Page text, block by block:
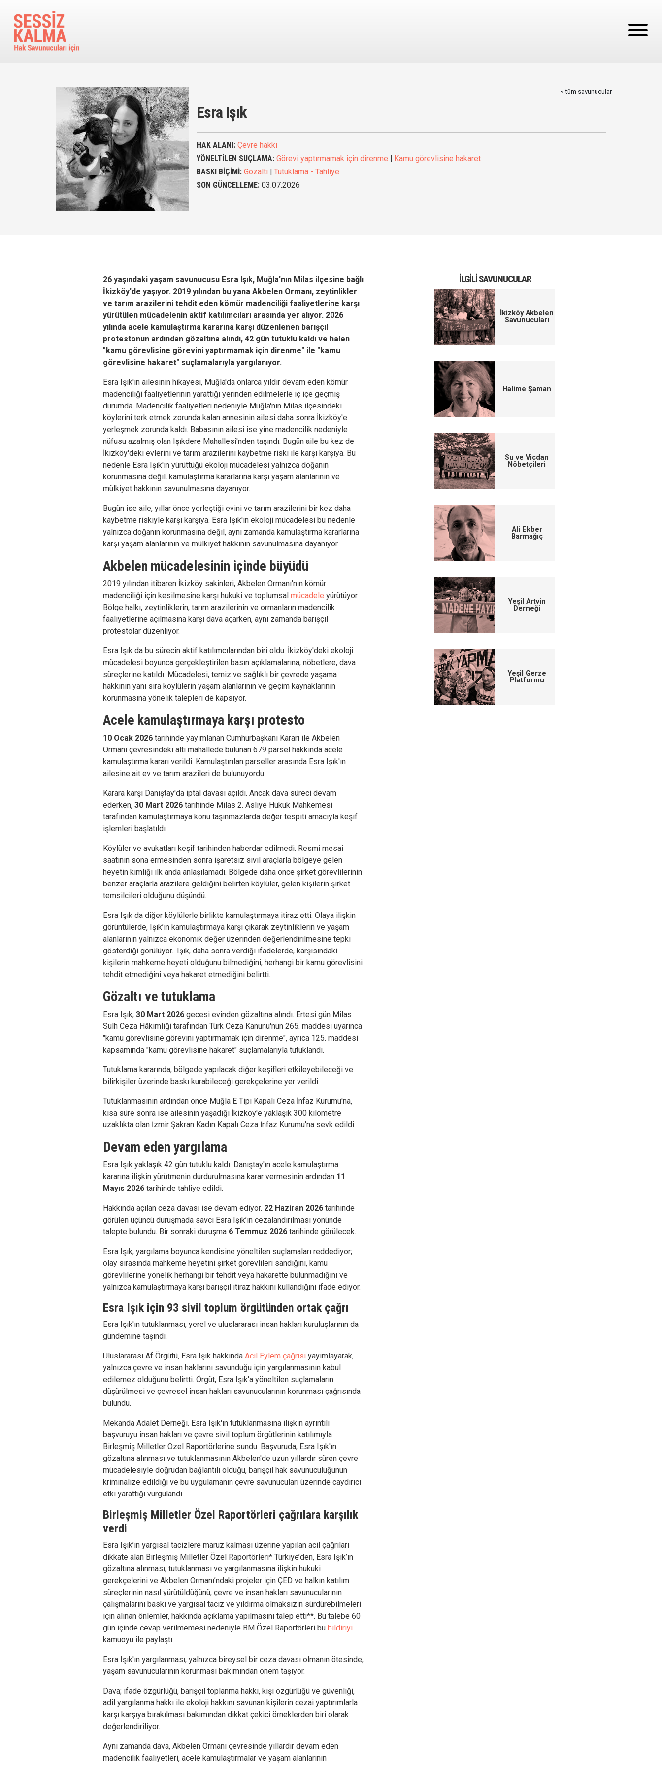
< tüm savunucular
Esra Işık
HAK ALANI: Çevre hakkı
YÖNELTİLEN SUÇLAMA: Görevi yaptırmamak için direnme | Kamu görevlisine hakaret
BASKI BİÇİMİ: Gözaltı | Tutuklama - Tahliye
SON GÜNCELLEME: 03.07.2026
26 yaşındaki yaşam savunucusu Esra Işık, Muğla'nın Milas ilçesine bağlı
İkizköy'de yaşıyor. 2019 yılından bu yana Akbelen Ormanı, zeytinlikler
ve tarım arazilerini tehdit eden kömür madenciliği faaliyetlerine karşı
yürütülen mücadelenin aktif katılımcıları arasında yer alıyor. 2026
yılında acele kamulaştırma kararına karşı düzenlenen barışçıl
protestonun ardından gözaltına alındı, 42 gün tutuklu kaldı ve halen
"kamu görevlisine görevini yaptırmamak için direnme" ile "kamu
görevlisine hakaret" suçlamalarıyla yargılanıyor.
Esra Işık'ın ailesinin hikayesi, Muğla'da onlarca yıldır devam eden kömür
madenciliği faaliyetlerinin yarattığı yerinden edilmelerle iç içe geçmiş
durumda. Madencilik faaliyetleri nedeniyle Muğla'nın Milas ilçesindeki
köylerini terk etmek zorunda kalan annesinin ailesi daha sonra İkizköy'e
yerleşmek zorunda kaldı. Babasının ailesi ise yine madencilik nedeniyle
nüfusu azalmış olan Işıkdere Mahallesi'nden taşındı. Bugün aile bu kez de
İkizköy'deki evlerini ve tarım arazilerini kaybetme riski ile karşı karşıya. Bu
nedenle Esra Işık'ın yürüttüğü ekoloji mücadelesi yalnızca doğanın
korunmasına değil, kamulaştırma kararlarına karşı yaşam alanlarının ve
mülkiyet hakkının savunulmasına dayanıyor.
Bugün ise aile, yıllar önce yerleştiği evini ve tarım arazilerini bir kez daha
kaybetme riskiyle karşı karşıya. Esra Işık'ın ekoloji mücadelesi bu nedenle
yalnızca doğanın korunmasına değil, aynı zamanda kamulaştırma kararlarına
karşı yaşam alanlarının ve mülkiyet hakkının savunulmasına dayanıyor.
Akbelen mücadelesinin içinde büyüdü
2019 yılından itibaren İkizköy sakinleri, Akbelen Ormanı'nın kömür
madenciliği için kesilmesine karşı hukuki ve toplumsal mücadele yürütüyor.
Bölge halkı, zeytinliklerin, tarım arazilerinin ve ormanların madencilik
faaliyetlerine açılmasına karşı dava açarken, aynı zamanda barışçıl
protestolar düzenliyor.
Esra Işık da bu sürecin aktif katılımcılarından biri oldu. İkizköy'deki ekoloji
mücadelesi boyunca gerçekleştirilen basın açıklamalarına, nöbetlere, dava
süreçlerine katıldı. Mücadelesi, temiz ve sağlıklı bir çevrede yaşama
hakkının yanı sıra köylülerin yaşam alanlarının ve geçim kaynaklarının
korunmasına yönelik talepleri de kapsıyor.
Acele kamulaştırmaya karşı protesto
10 Ocak 2026 tarihinde yayımlanan Cumhurbaşkanı Kararı ile Akbelen
Ormanı çevresindeki altı mahallede bulunan 679 parsel hakkında acele
kamulaştırma kararı verildi. Kamulaştırılan parseller arasında Esra Işık'ın
ailesine ait ev ve tarım arazileri de bulunuyordu.
Karara karşı Danıştay'da iptal davası açıldı. Ancak dava süreci devam
ederken, 30 Mart 2026 tarihinde Milas 2. Asliye Hukuk Mahkemesi
tarafından kamulaştırmaya konu taşınmazlarda değer tespiti amacıyla keşif
işlemleri başlatıldı.
Köylüler ve avukatları keşif tarihinden haberdar edilmedi. Resmi mesai
saatinin sona ermesinden sonra işaretsiz sivil araçlarla bölgeye gelen
heyetin kimliği ilk anda anlaşılamadı. Bölgede daha önce şirket görevlilerinin
benzer araçlarla arazilere geldiğini belirten köylüler, gelen kişilerin şirket
temsilcileri olduğunu düşündü.
Esra Işık da diğer köylülerle birlikte kamulaştırmaya itiraz etti. Olaya ilişkin
görüntülerde, Işık’ın kamulaştırmaya karşı çıkarak zeytinliklerin ve yaşam
alanlarının yalnızca ekonomik değer üzerinden değerlendirilmesine tepki
gösterdiği görülüyor.. Işık, daha sonra verdiği ifadelerde, karşısındaki
kişilerin mahkeme heyeti olduğunu bilmediğini, herhangi bir kamu görevlisini
tehdit etmediğini veya hakaret etmediğini belirtti.
Gözaltı ve tutuklama
Esra Işık, 30 Mart 2026 gecesi evinden gözaltına alındı. Ertesi gün Milas
Sulh Ceza Hâkimliği tarafından Türk Ceza Kanunu'nun 265. maddesi uyarınca
"kamu görevlisine görevini yaptırmamak için direnme", ayrıca 125. maddesi
kapsamında "kamu görevlisine hakaret" suçlamalarıyla tutuklandı.
Tutuklama kararında, bölgede yapılacak diğer keşifleri etkileyebileceği ve
bilirkişiler üzerinde baskı kurabileceği gerekçelerine yer verildi.
Tutuklanmasının ardından önce Muğla E Tipi Kapalı Ceza İnfaz Kurumu'na,
kısa süre sonra ise ailesinin yaşadığı İkizköy'e yaklaşık 300 kilometre
uzaklıkta olan İzmir Şakran Kadın Kapalı Ceza İnfaz Kurumu'na sevk edildi.
Devam eden yargılama
Esra Işık yaklaşık 42 gün tutuklu kaldı. Danıştay'ın acele kamulaştırma
kararına ilişkin yürütmenin durdurulmasına karar vermesinin ardından 11
Mayıs 2026 tarihinde tahliye edildi.
Hakkında açılan ceza davası ise devam ediyor. 22 Haziran 2026 tarihinde
görülen üçüncü duruşmada savcı Esra Işık’ın cezalandırılması yönünde
talepte bulundu. Bir sonraki duruşma 6 Temmuz 2026 tarihinde görülecek.
Esra Işık, yargılama boyunca kendisine yöneltilen suçlamaları reddediyor;
olay sırasında mahkeme heyetini şirket görevlileri sandığını, kamu
görevlilerine yönelik herhangi bir tehdit veya hakarette bulunmadığını ve
yalnızca kamulaştırmaya karşı barışçıl itiraz hakkını kullandığını ifade ediyor.
Esra Işık için 93 sivil toplum örgütünden ortak çağrı
Esra Işık'ın tutuklanması, yerel ve uluslararası insan hakları kuruluşlarının da
gündemine taşındı.
Uluslararası Af Örgütü, Esra Işık hakkında Acil Eylem çağrısı yayımlayarak,
yalnızca çevre ve insan haklarını savunduğu için yargılanmasının kabul
edilemez olduğunu belirtti. Örgüt, Esra Işık'a yöneltilen suçlamaların
düşürülmesi ve çevresel insan hakları savunucularının korunması çağrısında
bulundu.
Mekanda Adalet Derneği, Esra Işık'ın tutuklanmasına ilişkin ayrıntılı
başvuruyu insan hakları ve çevre sivil toplum örgütlerinin katılımıyla
Birleşmiş Milletler Özel Raportörlerine sundu. Başvuruda, Esra Işık'ın
gözaltına alınması ve tutuklanmasının Akbelen'de uzun yıllardır süren çevre
mücadelesiyle doğrudan bağlantılı olduğu, barışçıl hak savunuculuğunun
kriminalize edildiği ve bu uygulamanın çevre savunucuları üzerinde caydırıcı
etki yarattığı vurgulandı
Birleşmiş Milletler Özel Raportörleri çağrılara karşılık
verdi
Esra Işık’ın yargısal tacizlere maruz kalması üzerine yapılan acil çağrıları
dikkate alan Birleşmiş Milletler Özel Raportörleri* Türkiye’den, Esra Işık’ın
gözaltına alınması, tutuklanması ve yargılanmasına ilişkin hukuki
gerekçelerini ve Akbelen Ormanı’ndaki projeler için ÇED ve halkın katılım
süreçlerinin nasıl yürütüldüğünü, çevre ve insan hakları savunucularının
çalışmalarını baskı ve yargısal taciz ve yıldırma olmaksızın sürdürebilmeleri
için alınan önlemler, hakkında açıklama yapılmasını talep etti**. Bu talebe 60
gün içinde cevap verilmemesi nedeniyle BM Özel Raportörleri bu bildiriyi
kamuoyu ile paylaştı.
Esra Işık'ın yargılanması, yalnızca bireysel bir ceza davası olmanın ötesinde,
yaşam savunucularının korunması bakımından önem taşıyor.
Dava; ifade özgürlüğü, barışçıl toplanma hakkı, kişi özgürlüğü ve güvenliği,
adil yargılanma hakkı ile ekoloji hakkını savunan kişilerin cezai yaptırımlarla
karşı karşıya bırakılması bakımından dikkat çekici örneklerden biri olarak
değerlendiriliyor.
Aynı zamanda dava, Akbelen Ormanı çevresinde yıllardır devam eden
madencilik faaliyetleri, acele kamulaştırmalar ve yaşam alanlarının
İLGILI SAVUNUCULAR
İkizköy Akbelen
Savunucuları
Halime Şaman
Su ve Vicdan
Nöbetçileri
Ali Ekber
Barmağıç
Yeşil Artvin
Derneği
Yeşil Gerze
Platformu